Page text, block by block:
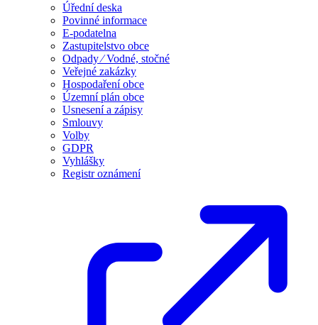
Úřední deska
Povinné informace
E-podatelna
Zastupitelstvo obce
Odpady ⁄ Vodné, stočné
Veřejné zakázky
Hospodaření obce
Územní plán obce
Usnesení a zápisy
Smlouvy
Volby
GDPR
Vyhlášky
Registr oznámení